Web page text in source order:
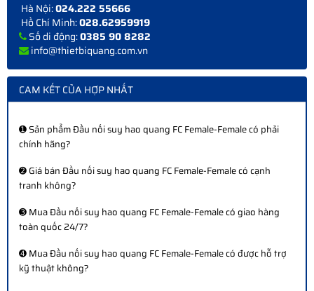
Hà Nội:024.222 55666
Hồ Chí Minh:028.62959919
Số di động:0385 90 8282
info@thietbiquang.com.vn
CAM KẾT CỦA HỢP NHẤT
➊ Sản phẩm Đầu nối suy hao quang FC Female-Female có phải
chính hãng?
➋ Giá bán Đầu nối suy hao quang FC Female-Female có cạnh
tranh không?
➌ Mua Đầu nối suy hao quang FC Female-Female có giao hàng
toàn quốc 24/7?
➍ Mua Đầu nối suy hao quang FC Female-Female có được hỗ trợ
kỹ thuật không?